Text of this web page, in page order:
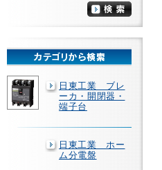
で
販
売
日東工業 ブレ
ーカ・開閉器・
端子台
日東工業 ホー
ム分電盤